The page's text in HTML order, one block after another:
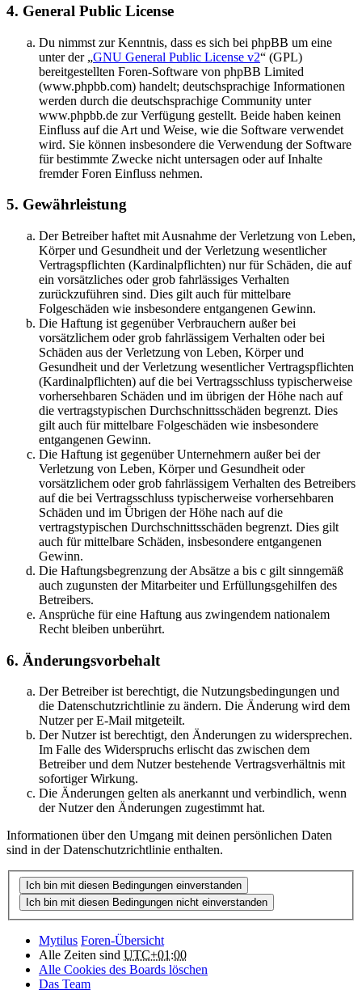
4. General Public License
Du nimmst zur Kenntnis, dass es sich bei phpBB um eine
unter der „GNU General Public License v2“ (GPL)
bereitgestellten Foren-Software von phpBB Limited
(www.phpbb.com) handelt; deutschsprachige Informationen
werden durch die deutschsprachige Community unter
www.phpbb.de zur Verfügung gestellt. Beide haben keinen
Einfluss auf die Art und Weise, wie die Software verwendet
wird. Sie können insbesondere die Verwendung der Software
für bestimmte Zwecke nicht untersagen oder auf Inhalte
fremder Foren Einfluss nehmen.
5. Gewährleistung
Der Betreiber haftet mit Ausnahme der Verletzung von Leben,
Körper und Gesundheit und der Verletzung wesentlicher
Vertragspflichten (Kardinalpflichten) nur für Schäden, die auf
ein vorsätzliches oder grob fahrlässiges Verhalten
zurückzuführen sind. Dies gilt auch für mittelbare
Folgeschäden wie insbesondere entgangenen Gewinn.
Die Haftung ist gegenüber Verbrauchern außer bei
vorsätzlichem oder grob fahrlässigem Verhalten oder bei
Schäden aus der Verletzung von Leben, Körper und
Gesundheit und der Verletzung wesentlicher Vertragspflichten
(Kardinalpflichten) auf die bei Vertragsschluss typischerweise
vorhersehbaren Schäden und im übrigen der Höhe nach auf
die vertragstypischen Durchschnittsschäden begrenzt. Dies
gilt auch für mittelbare Folgeschäden wie insbesondere
entgangenen Gewinn.
Die Haftung ist gegenüber Unternehmern außer bei der
Verletzung von Leben, Körper und Gesundheit oder
vorsätzlichem oder grob fahrlässigem Verhalten des Betreibers
auf die bei Vertragsschluss typischerweise vorhersehbaren
Schäden und im Übrigen der Höhe nach auf die
vertragstypischen Durchschnittsschäden begrenzt. Dies gilt
auch für mittelbare Schäden, insbesondere entgangenen
Gewinn.
Die Haftungsbegrenzung der Absätze a bis c gilt sinngemäß
auch zugunsten der Mitarbeiter und Erfüllungsgehilfen des
Betreibers.
Ansprüche für eine Haftung aus zwingendem nationalem
Recht bleiben unberührt.
6. Änderungsvorbehalt
Der Betreiber ist berechtigt, die Nutzungsbedingungen und
die Datenschutzrichtlinie zu ändern. Die Änderung wird dem
Nutzer per E-Mail mitgeteilt.
Der Nutzer ist berechtigt, den Änderungen zu widersprechen.
Im Falle des Widerspruchs erlischt das zwischen dem
Betreiber und dem Nutzer bestehende Vertragsverhältnis mit
sofortiger Wirkung.
Die Änderungen gelten als anerkannt und verbindlich, wenn
der Nutzer den Änderungen zugestimmt hat.
Informationen über den Umgang mit deinen persönlichen Daten
sind in der Datenschutzrichtlinie enthalten.
Mytilus Foren-Übersicht
Alle Zeiten sind UTC+01:00
Alle Cookies des Boards löschen
Das Team